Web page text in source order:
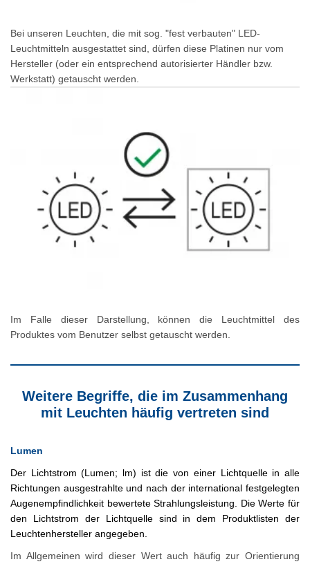
Bei unseren Leuchten, die mit sog. "fest verbauten" LED-
Leuchtmitteln ausgestattet sind, dürfen diese Platinen nur vom
Hersteller (oder ein entsprechend autorisierter Händler bzw.
Werkstatt) getauscht werden.
Im Falle dieser Darstellung, können die Leuchtmittel des
Produktes vom Benutzer selbst getauscht werden.
Weitere Begriffe, die im Zusammenhang
mit Leuchten häufig vertreten sind
Lumen
Der Lichtstrom (Lumen; lm) ist die von einer Lichtquelle in alle
Richtungen ausgestrahlte und nach der international festgelegten
Augenempfindlichkeit bewertete Strahlungsleistung. Die Werte für
den Lichtstrom der Lichtquelle sind in dem Produktlisten der
Leuchtenhersteller angegeben.
Im Allgemeinen wird dieser Wert auch häufig zur Orientierung